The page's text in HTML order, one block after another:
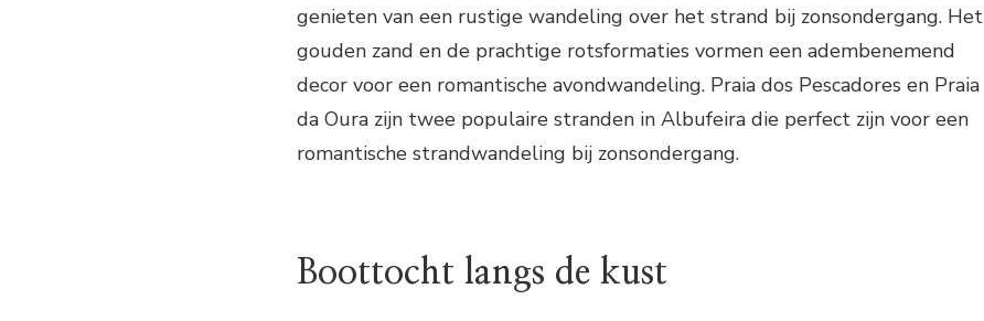
genieten van een rustige wandeling over het strand bij zonsondergang. Het
gouden zand en de prachtige rotsformaties vormen een adembenemend
decor voor een romantische avondwandeling. Praia dos Pescadores en Praia
da Oura zijn twee populaire stranden in Albufeira die perfect zijn voor een
romantische strandwandeling bij zonsondergang.
Boottocht langs de kust